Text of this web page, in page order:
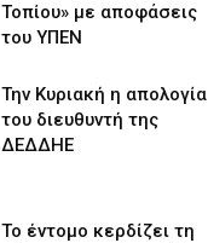
Τοπίου» με αποφάσεις
του ΥΠΕΝ
Την Κυριακή η απολογία
του διευθυντή της
ΔΕΔΔΗΕ
Το έντομο κερδίζει τη